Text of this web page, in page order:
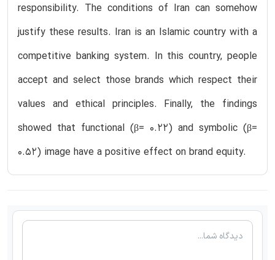
responsibility. The conditions of Iran can somehow
justify these results. Iran is an Islamic country with a
competitive banking system. In this country, people
accept and select those brands which respect their
values and ethical principles. Finally, the findings
showed that functional (β= 0.22) and symbolic (β=
0.52) image have a positive effect on brand equity.